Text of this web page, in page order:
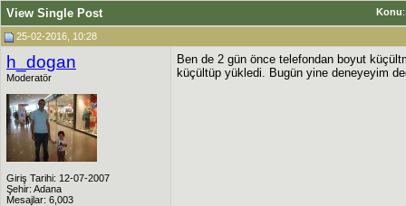
Konu
View Single Post
25-02-2016, 10:28
h_dogan
Moderatör
Giriş Tarihi: 12-07-2007
Şehir: Adana
Mesajlar: 6,003
Ben de 2 gün önce telefondan boyut
küçültüp yükledi. Bugün yine deneyeyim